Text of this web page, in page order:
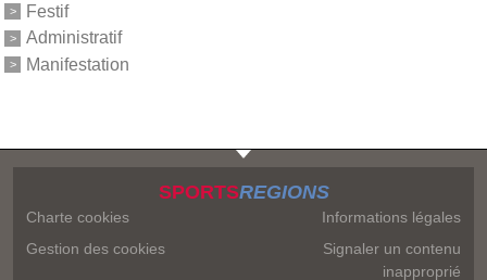
Festif
Administratif
Manifestation
SPORTSREGIONS
Charte cookies
Gestion des cookies
Informations légales
Signaler un contenu
inapproprié